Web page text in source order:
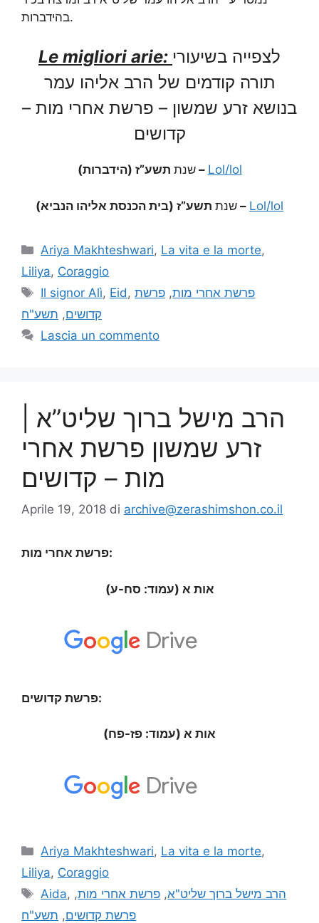
בהידברות.
Le migliori arie: לצפייה בשיעורי
תורה קודמים של הרב אליהו עמר
בנושא זרע שמשון – פרשת אחרי מות –
קדושים
שנתתשע”ז (הידברות) – Lol/lol
שנת תשע”ז (בית הכנסת אליהו הנביא) – Lol/lol
Ariya Makhteshwari, La vita e la morte,
Liliya, Coraggio
Il signor Alì, Eid , פרשת אחרי מות, פרשת
קדושים, תשע"ח
Lascia un commento
הרב מישל ברוך שליט”א |
זרע שמשון פרשת אחרי
מות – קדושים
Aprile 19, 2018 di archive@zerashimshon.co.il
פרשת אחרי מות:
אות א (עמוד: סח-ע)
פרשת קדושים:
אות א (עמוד: פז-פח)
Ariya Makhteshwari, La vita e la morte,
Liliya, Coraggio
Aida, הרב מישל ברוך שליט"א, פרשת אחרי מות,
פרשת קדושים, תשע"ח